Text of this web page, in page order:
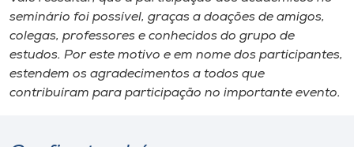
seminário foi possível, graças a doações de amigos,
colegas, professores e conhecidos do grupo de
estudos. Por este motivo e em nome dos participantes​,​
estendem os agradecimentos a todos que
contribuíram para ​participação no​ importante​ evento.